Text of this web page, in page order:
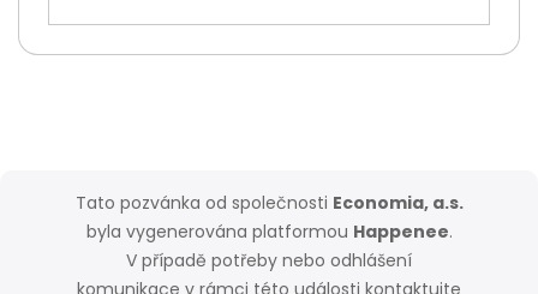
Tato pozvánka od společnosti Economia, a.s.
byla vygenerována platformou Happenee.
V případě potřeby nebo odhlášení
komunikace v rámci této události kontaktujte